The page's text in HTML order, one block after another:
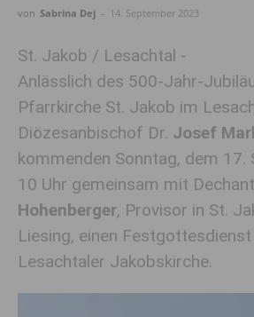
von Sabrina Dej - 14. September 2023
St. Jakob / Lesachtal -
Anlässlich des 500-Jahr-
Pfarrkirche St. Jakob im
Diözesanbischof Dr. Josef
kommenden Sonntag, dem 17.
10 Uhr gemeinsam mit Dechant
Hohenberger, Provisor in St.
Liesing, einen
Lesachtaler Jakobskirche.